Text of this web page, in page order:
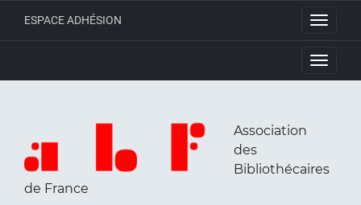
Toggle
ESPACE ADHÉSION
Toggle
Association
des
Bibliothécaires
de France